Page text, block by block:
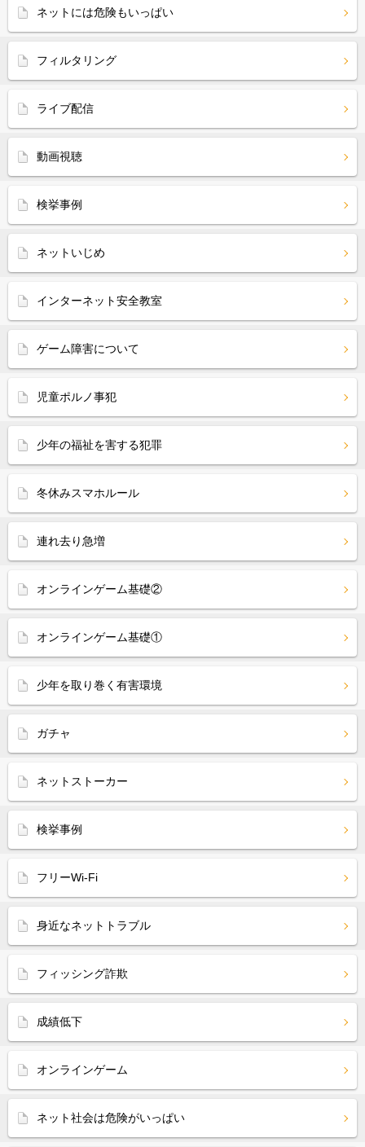
ネットには危険もいっぱい
フィルタリング
ライブ配信
動画視聴
検挙事例
ネットいじめ
インターネット安全教室
ゲーム障害について
児童ポルノ事犯
少年の福祉を害する犯罪
冬休みスマホルール
連れ去り急増
オンラインゲーム基礎②
オンラインゲーム基礎①
少年を取り巻く有害環境
ガチャ
ネットストーカー
検挙事例
フリーWi-Fi
身近なネットトラブル
フィッシング詐欺
成績低下
オンラインゲーム
ネット社会は危険がいっぱい